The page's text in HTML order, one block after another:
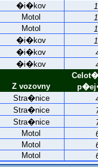
�i�kov
Motol
Motol
�i�kov
�i�kov
�i�kov
Z vozovny
Stra�nice
Stra�nice
Stra�nice
Motol
Motol
Motol